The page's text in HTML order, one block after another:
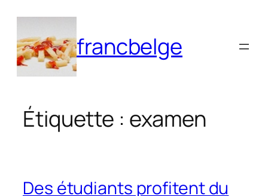
contenu
francbelge
Étiquette : examen
Des étudiants profitent du